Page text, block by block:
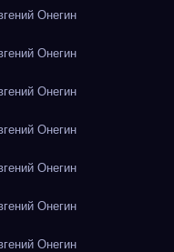
Онегин
Онегин
Онегин
Онегин
Онегин
Онегин
Онегин